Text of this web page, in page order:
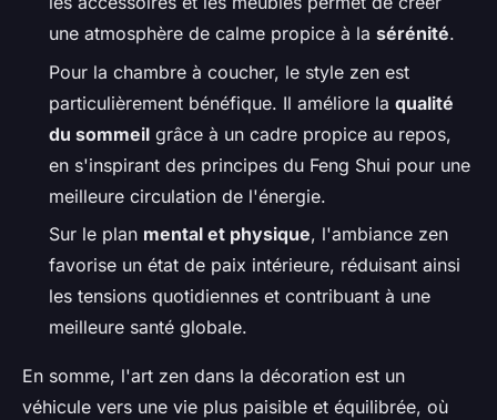
une atmosphère de calme propice à la sérénité.
Pour la chambre à coucher, le style zen est
particulièrement bénéfique. Il améliore la qualité
du sommeil grâce à un cadre propice au repos,
en s'inspirant des principes du Feng Shui pour une
meilleure circulation de l'énergie.
Sur le plan mental et physique, l'ambiance zen
favorise un état de paix intérieure, réduisant ainsi
les tensions quotidiennes et contribuant à une
meilleure santé globale.
En somme, l'art zen dans la décoration est un
véhicule vers une vie plus paisible et équilibrée, où